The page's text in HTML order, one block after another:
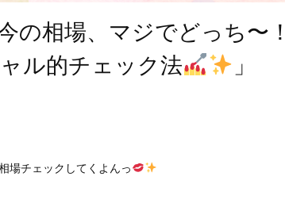
の相場、マジでどっち〜
ル的チェック法
」
場チェックしてくよんっ